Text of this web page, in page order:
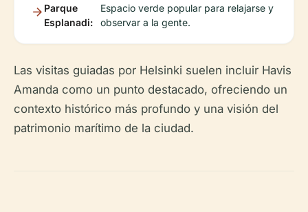
Parque
Esplanadi:
Espacio verde popular para relajarse y
observar a la gente.
Las visitas guiadas por Helsinki suelen incluir Havis
Amanda como un punto destacado, ofreciendo un
contexto histórico más profundo y una visión del
patrimonio marítimo de la ciudad.